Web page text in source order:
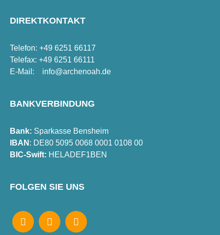
DIREKTKONTAKT
Telefon: +49 6251 66117
Telefax: +49 6251 66111
E-Mail: info@archenoah.de
BANKVERBINDUNG
Bank: Sparkasse Bensheim
IBAN : DE80 5095 0068 0001 0108 00
BIC-Swift: HELADEF1BEN
FOLGEN SIE UNS